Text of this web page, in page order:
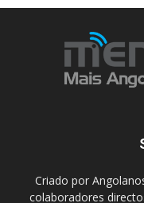
Criado por
colaboradores